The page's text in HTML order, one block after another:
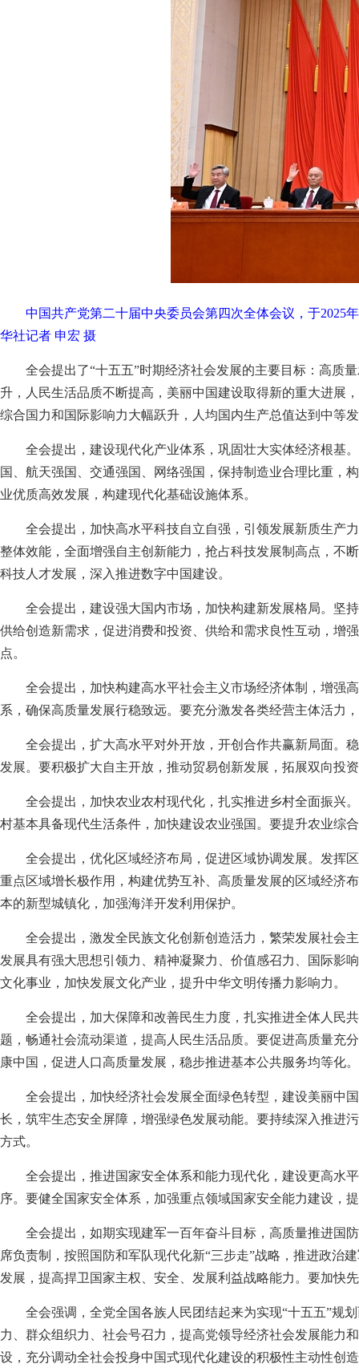
中国共产党第二十届中央委员会第四次全体会议，于2025
华社记者 申宏 摄
全会提出了“十五五”时期经济社会发展的主要目标：高质
升，人民生活品质不断提高，美丽中国建设取得新的重大进展
综合国力和国际影响力大幅跃升，人均国内生产总值达到中等
全会提出，建设现代化产业体系，巩固壮大实体经济根基
国、航天强国、交通强国、网络强国，保持制造业合理比重，
业优质高效发展，构建现代化基础设施体系。
全会提出，加快高水平科技自立自强，引领发展新质生产
整体效能，全面增强自主创新能力，抢占科技发展制高点，不
科技人才发展，深入推进数字中国建设。
全会提出，建设强大国内市场，加快构建新发展格局。坚
供给创造新需求，促进消费和投资、供给和需求良性互动，增
点。
全会提出，加快构建高水平社会主义市场经济体制，增强
系，确保高质量发展行稳致远。要充分激发各类经营主体活力
全会提出，扩大高水平对外开放，开创合作共赢新局面。
发展。要积极扩大自主开放，推动贸易创新发展，拓展双向投
全会提出，加快农业农村现代化，扎实推进乡村全面振兴
村基本具备现代生活条件，加快建设农业强国。要提升农业综
全会提出，优化区域经济布局，促进区域协调发展。发挥
重点区域增长极作用，构建优势互补、高质量发展的区域经济
本的新型城镇化，加强海洋开发利用保护。
全会提出，激发全民族文化创新创造活力，繁荣发展社会
发展具有强大思想引领力、精神凝聚力、价值感召力、国际影
文化事业，加快发展文化产业，提升中华文明传播力影响力。
全会提出，加大保障和改善民生力度，扎实推进全体人民
题，畅通社会流动渠道，提高人民生活品质。要促进高质量充
康中国，促进人口高质量发展，稳步推进基本公共服务均等化。
全会提出，加快经济社会发展全面绿色转型，建设美丽中
长，筑牢生态安全屏障，增强绿色发展动能。要持续深入推进
方式。
全会提出，推进国家安全体系和能力现代化，建设更高水
序。要健全国家安全体系，加强重点领域国家安全能力建设，
全会提出，如期实现建军一百年奋斗目标，高质量推进国
席负责制，按照国防和军队现代化新“三步走”战略，推进政治
发展，提高捍卫国家主权、安全、发展利益战略能力。要加快
全会强调，全党全国各族人民团结起来为实现“十五五”规
力、群众组织力、社会号召力，提高党领导经济社会发展能力
设，充分调动全社会投身中国式现代化建设的积极性主动性创